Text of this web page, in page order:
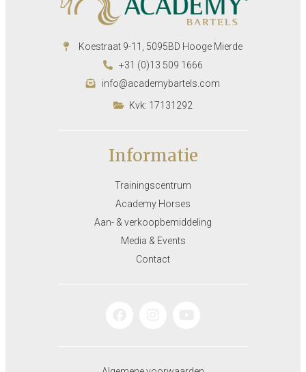
Koestraat 9-11, 5095BD Hooge Mierde
+31 (0)13 509 1666
info@academybartels.com
Kvk: 17131292
Informatie
Trainingscentrum
Academy Horses
Aan- & verkoopbemiddeling
Media & Events
Contact